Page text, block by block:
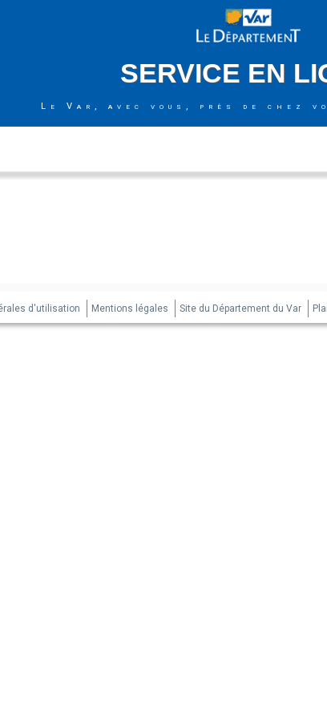
SERVICE EN
Le Var, avec vous, près de chez
d'utilisation Mentions légales Site du Département du Var